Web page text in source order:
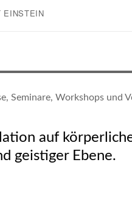
EINSTEIN
Seminare, Workshops und
auf
geistiger Ebene.